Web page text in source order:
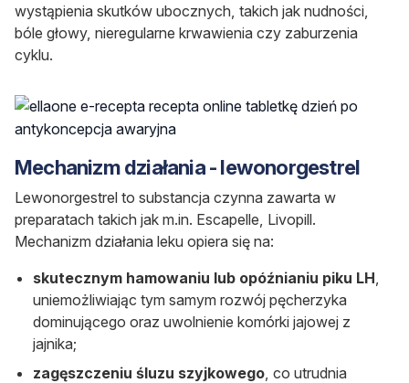
wystąpienia skutków ubocznych, takich jak nudności,
bóle głowy, nieregularne krwawienia czy zaburzenia
cyklu.
Mechanizm działania - lewonorgestrel
Lewonorgestrel to substancja czynna zawarta w
preparatach takich jak m.in. Escapelle, Livopill.
Mechanizm działania leku opiera się na:
skutecznym hamowaniu lub opóźnianiu piku LH
uniemożliwiając tym samym rozwój pęcherzyka
dominującego oraz uwolnienie komórki jajowej z
jajnika;
zagęszczeniu śluzu szyjkowego , co utrudnia